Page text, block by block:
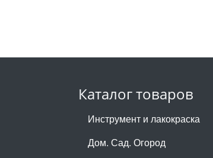
Каталог товаров
Инструмент и лакокраска
Дом. Сад. Огород